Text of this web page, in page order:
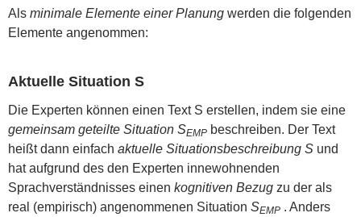
Als minimale Elemente einer Planung werden die folgenden
Elemente angenommen:
Aktuelle Situation S
Die Experten können einen Text S erstellen, indem sie eine
gemeinsam geteilte Situation SEMP beschreiben. Der Text
heißt dann einfach aktuelle Situationsbeschreibung S und
hat aufgrund des den Experten innewohnenden
Sprachverständnisses einen kognitiven Bezug zu der als
real (empirisch) angenommenen Situation SEMP . Anders